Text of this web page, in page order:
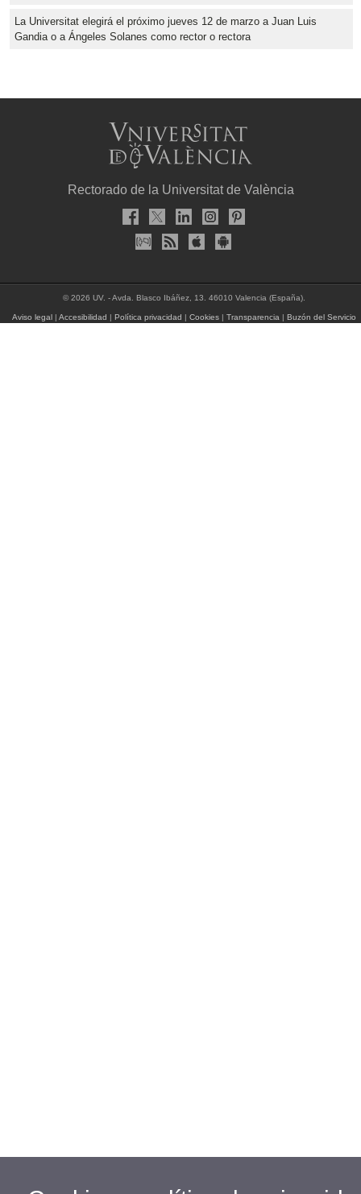
La Universitat elegirá el próximo jueves 12 de marzo a Juan Luis
Gandia o a Ángeles Solanes como rector o rectora
Rectorado de la Universitat de València
© 2026 UV. - Avda. Blasco Ibáñez, 13. 46010 Valencia (España).
Aviso legal |Accesibilidad |Política privacidad |Cookies |Transparencia |Buzón del Servicio